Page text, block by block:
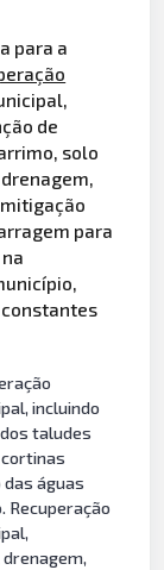
para a
de
solo
para
incluindo
taludes
águas
Recuperação